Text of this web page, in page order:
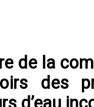
de la
des
d’eau